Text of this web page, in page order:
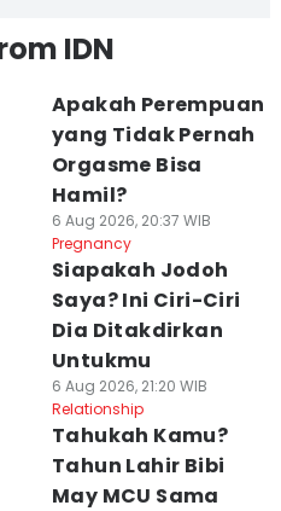
IDN
Apakah Perempuan
yang Tidak Pernah
Orgasme Bisa
Hamil?
6 Aug 2026, 20:37 WIB
Pregnancy
Siapakah Jodoh
Saya? Ini Ciri-Ciri
Dia Ditakdirkan
Untukmu
6 Aug 2026, 21:20 WIB
Relationship
Tahukah Kamu?
Tahun Lahir Bibi
May MCU Sama